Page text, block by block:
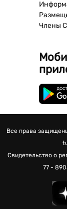
Члены
Все права
Свидетельство о
77 -